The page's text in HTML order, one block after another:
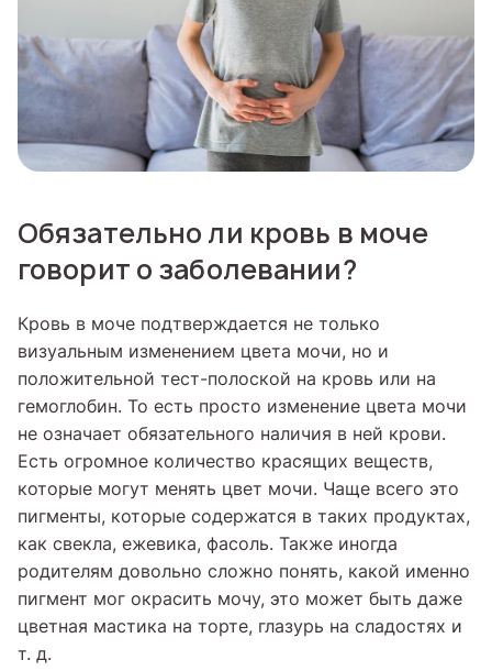
Обязательно ли кровь в моче
говорит о заболевании?
Кровь в моче подтверждается не только
визуальным изменением цвета мочи, но и
положительной тест-полоской на кровь или на
гемоглобин. То есть просто изменение цвета мочи
не означает обязательного наличия в ней крови.
Есть огромное количество красящих веществ,
которые могут менять цвет мочи. Чаще всего это
пигменты, которые содержатся в таких продуктах,
как свекла, ежевика, фасоль. Также иногда
родителям довольно сложно понять, какой именно
пигмент мог окрасить мочу, это может быть даже
цветная мастика на торте, глазурь на сладостях и
т. д.